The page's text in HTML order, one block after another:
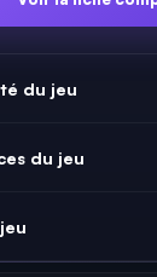
du jeu
du jeu